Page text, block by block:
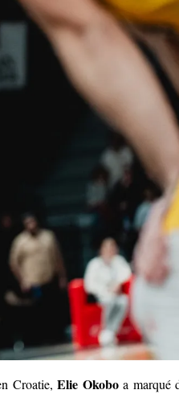
Croatie,Elie Okoboa marqué